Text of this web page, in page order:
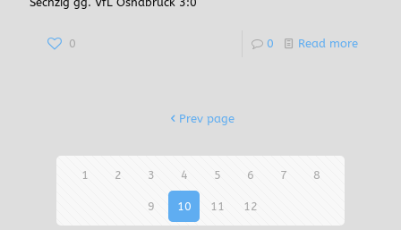
0 0 Read more
Prev page
1 2 3 4 5 6 7 8
9 10 11 12